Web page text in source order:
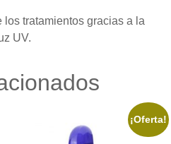
tratamientos gracias a la
UV.
¡Oferta!